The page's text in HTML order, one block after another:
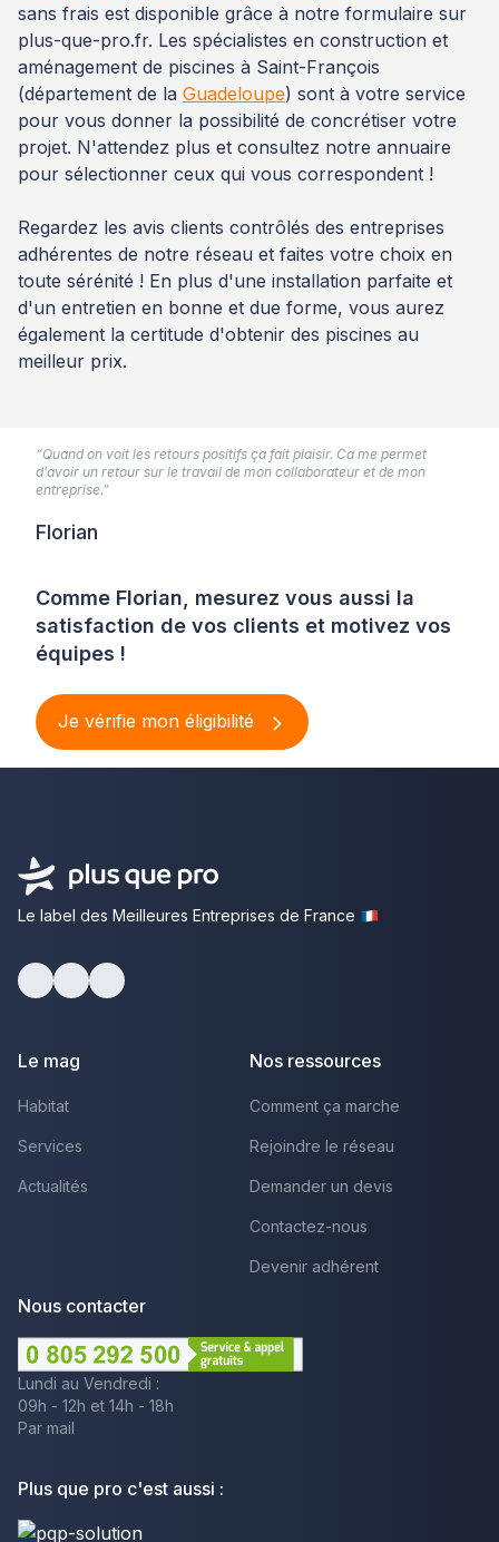
sans frais est disponible grâce à notre formulaire sur
plus-que-pro.fr. Les spécialistes en construction et
aménagement de piscines à Saint-François
(département de la Guadeloupe) sont à votre service
pour vous donner la possibilité de concrétiser votre
projet. N'attendez plus et consultez notre annuaire
pour sélectionner ceux qui vous correspondent !
Regardez les avis clients contrôlés des entreprises
adhérentes de notre réseau et faites votre choix en
toute sérénité ! En plus d'une installation parfaite et
d'un entretien en bonne et due forme, vous aurez
également la certitude d'obtenir des piscines au
meilleur prix.
Comme Florian, mesurez vous aussi la
satisfaction de vos clients et motivez vos
équipes !
Je vérifie mon éligibilité
“Quand on voit les retours positifs ça fait plaisir. Ca me permet
d’avoir un retour sur le travail de mon collaborateur et de mon
entreprise.”
Florian
Le label des Meilleures Entreprises de France
Le mag
Habitat
Services
Actualités
Nos ressources
Comment ça marche
Rejoindre le réseau
Demander un devis
Contactez-nous
Devenir adhérent
Nous contacter
Lundi au Vendredi :
09h - 12h et 14h - 18h
Par mail
Plus que pro c'est aussi :